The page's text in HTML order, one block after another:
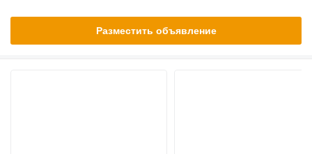
Разместить объявление